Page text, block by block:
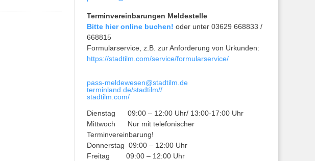
Terminvereinbarungen Meldestelle
Bitte hier online buchen! oder unter 03629 668833 /
668815
Formularservice, z.B. zur Anforderung von Urkunden:
https://stadtilm.com/service/formularservice/
pass-meldewesen@stadtilm.de
terminland.de/stadtilm//
stadtilm.com/
Dienstag 09:00 – 12:00 Uhr/ 13:00-17:00 Uhr
Mittwoch Nur mit telefonischer
Terminvereinbarung!
Donnerstag 09:00 – 12:00 Uhr
Freitag 09:00 – 12:00 Uhr